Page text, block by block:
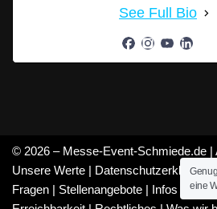
See Full Bio
© 2026 – Messe-Event-Schmiede.de |
Unsere Werte | Datenschutzerklärung|
Fragen | Stellenangebote | Infos
eine